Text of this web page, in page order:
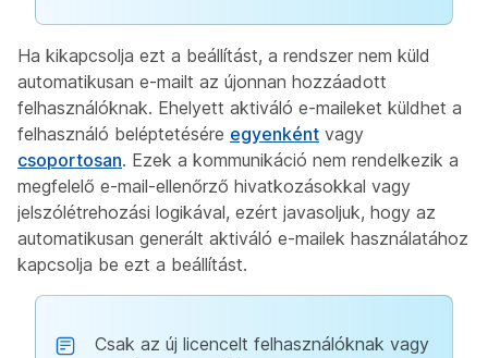
Ha kikapcsolja ezt a beállítást, a rendszer nem küld
automatikusan e-mailt az újonnan hozzáadott
felhasználóknak. Ehelyett aktiváló e-maileket küldhet a
felhasználó beléptetésére egyenként vagy
csoportosan. Ezek a kommunikáció nem rendelkezik a
megfelelő e-mail-ellenőrző hivatkozásokkal vagy
jelszólétrehozási logikával, ezért javasoljuk, hogy az
automatikusan generált aktiváló e-mailek használatához
kapcsolja be ezt a beállítást.
Csak az új licencelt felhasználóknak vagy